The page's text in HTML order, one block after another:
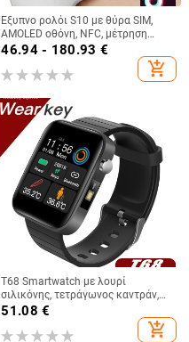
Έξυπνο ρολόι S10 με θύρα SIM,
AMOLED οθόνη, NFC, μέτρηση
καρδιακού ρυθμού και κάμερα
46.94 - 180.93 €
add_shopping_cart
Τ68 Smartwatch με λουρί
σιλικόνης, τετράγωνος καντράν,
βηματομετρητής, μπαταρία
51.08 €
add_shopping_cart